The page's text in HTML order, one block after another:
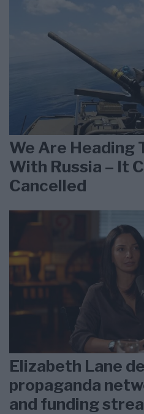
We Are Heading
With Russia – It
Cancelled
Elizabeth Lane
propaganda
and funding